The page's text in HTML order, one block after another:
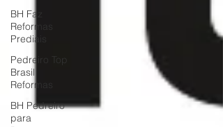
BH Faz
Reformas
Prediais
Pedreiro Top
Brasil
Reformas
BH Pedreiro
para